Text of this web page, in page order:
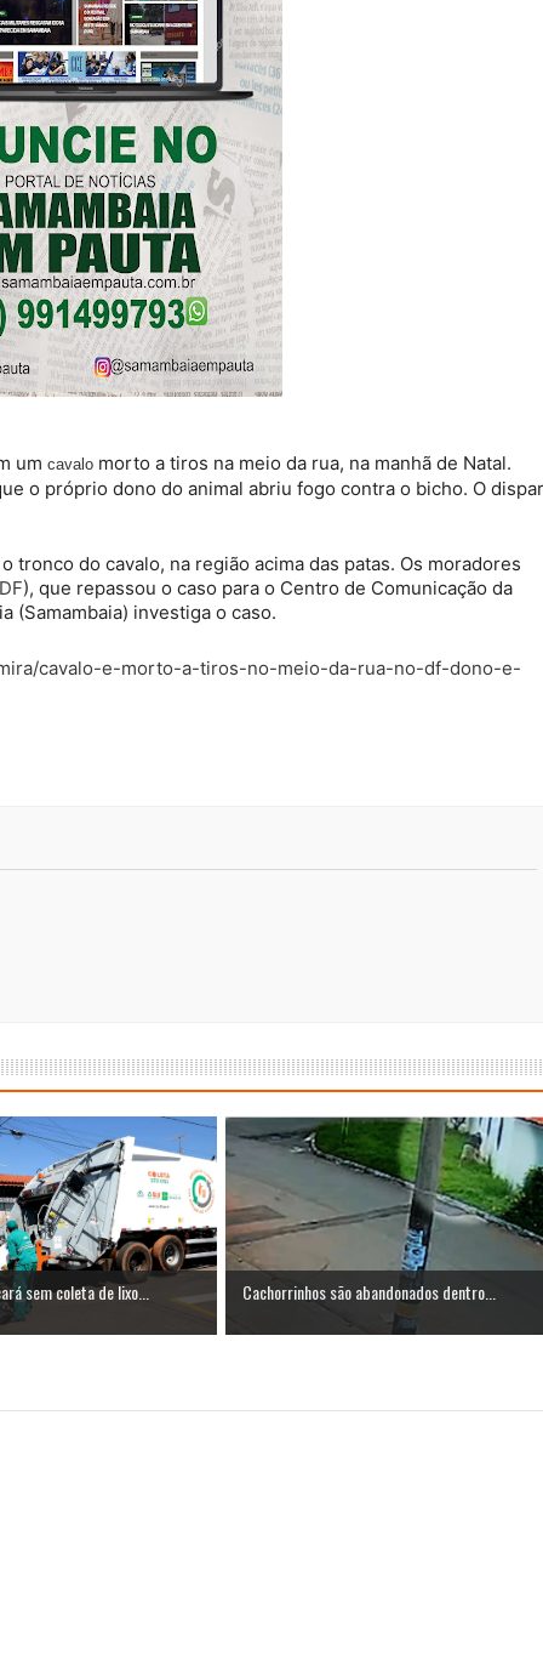
um cavalo morto a tiros na meio da rua, na manhã de Natal.
o próprio dono do animal abriu fogo contra o bicho. O
do cavalo, na região acima das patas. Os moradores
), que repassou o caso para o Centro de Comunicação da
(Samambaia) investiga o caso.
cavalo-e-morto-a-tiros-no-meio-da-rua-no-df-dono-e-
sem coleta de lixo... Cachorrinhos são abandonados dentro...